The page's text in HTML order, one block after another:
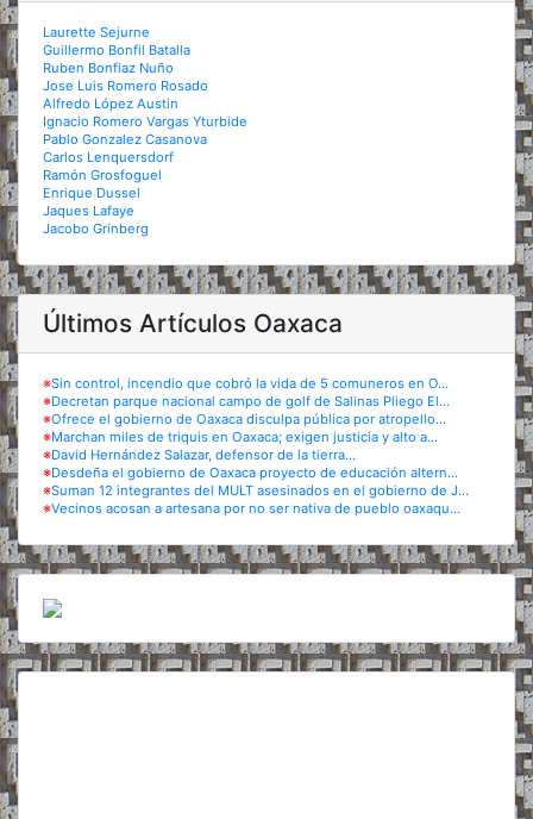
Laurette Sejurne
Guillermo Bonfil Batalla
Ruben Bonfiaz Nuño
Jose Luis Romero Rosado
Alfredo López Austin
Ignacio Romero Vargas Yturbide
Pablo Gonzalez Casanova
Carlos Lenquersdorf
Ramón Grosfoguel
Enrique Dussel
Jaques Lafaye
Jacobo Grinberg
Últimos Artículos Oaxaca
※Sin control, incendio que cobró la vida de 5 comuneros en O...
※Decretan parque nacional campo de golf de Salinas Pliego El...
※Ofrece el gobierno de Oaxaca disculpa pública por atropello...
※Marchan miles de triquis en Oaxaca; exigen justicia y alto a...
※David Hernández Salazar, defensor de la tierra...
※Desdeña el gobierno de Oaxaca proyecto de educación altern...
※Suman 12 integrantes del MULT asesinados en el gobierno de J...
※Vecinos acosan a artesana por no ser nativa de pueblo oaxaqu...